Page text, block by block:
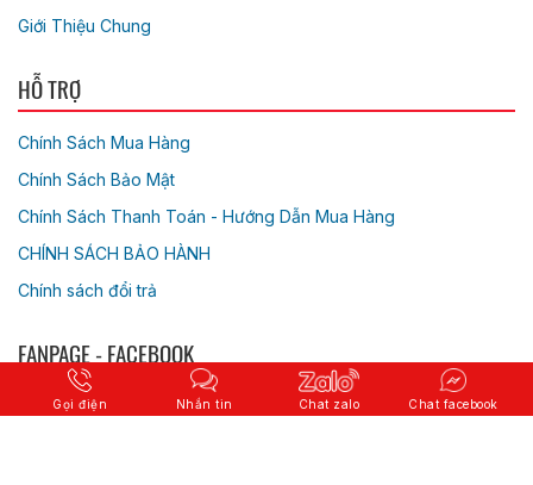
Giới Thiệu Chung
HỖ TRỢ
Chính Sách Mua Hàng
Chính Sách Bảo Mật
Chính Sách Thanh Toán - Hướng Dẫn Mua Hàng
CHÍNH SÁCH BẢO HÀNH
Chính sách đổi trả
FANPAGE - FACEBOOK
Gọi điện Nhắn tin Chat zalo Chat facebook